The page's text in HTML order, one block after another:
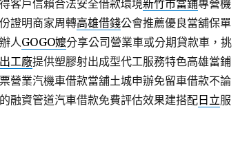
客戶信賴合法安全借款環境新竹市當鋪專營機
證明商家周轉高雄借錢公會推薦優良當舖保單
人GOGO嬤分享公司營業車或分期貸款車，挑
工廠提供塑膠射出成型代工服務特色高雄當鋪
營業汽機車借款當舖土城申辦免留車借款不論
融資管道汽車借款免費評估效果建搭配日立服